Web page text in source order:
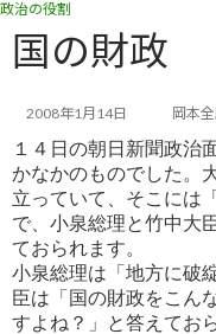
コ
ン
キ
ッ
プ
ナ
ビ
に
移
動
政治の役割
国の財政
2008年1月14日 岡本
１４日の朝日新聞政治
かなかのものでした。
立っていて、そこには
で、小泉総理と竹中大
ておられま す。
小泉総理は「地方に破
臣は「国の財政をこん
すよ ね？」と答えてお